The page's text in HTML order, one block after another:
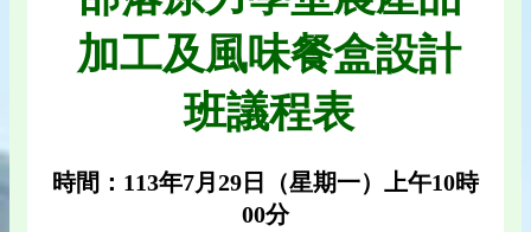
加工及風味餐盒設計
班議程表
時間：113年7月29日（星期一）上午10時
00分